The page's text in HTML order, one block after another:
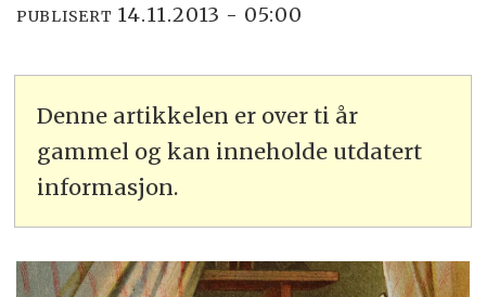
PUBLISERT 14.11.2013 - 05:00
Denne artikkelen er over ti år
gammel og kan inneholde utdatert
informasjon.